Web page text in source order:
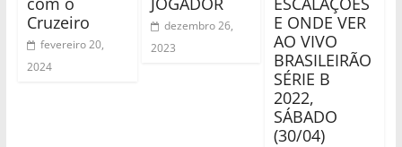
Cruzeiro
fevereiro 20,
2024
dezembro 26,
2023
E ONDE VER
AO VIVO
BRASILEIRÃO
SÉRIE B
2022,
SÁBADO
(30/04)